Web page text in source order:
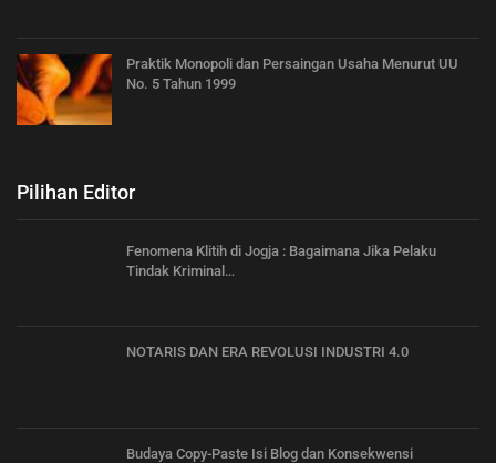
Praktik Monopoli dan Persaingan Usaha Menurut UU
No. 5 Tahun 1999
Pilihan Editor
Fenomena Klitih di Jogja : Bagaimana Jika Pelaku
Tindak Kriminal…
NOTARIS DAN ERA REVOLUSI INDUSTRI 4.0
Budaya Copy-Paste Isi Blog dan Konsekwensi